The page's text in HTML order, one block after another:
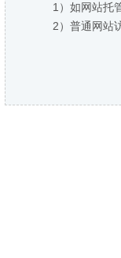
1）如网站托
2）普通网站